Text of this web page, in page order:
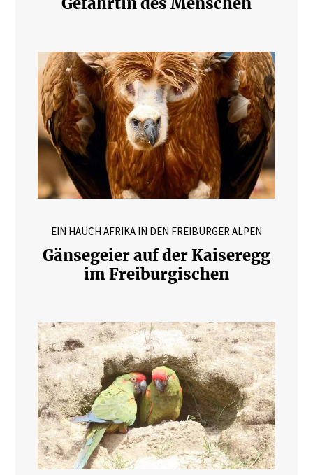
EIN HAUCH AFRIKA IN DEN FREIBURGER ALPEN
Gänsegeier auf der Kaiseregg
im Freiburgischen